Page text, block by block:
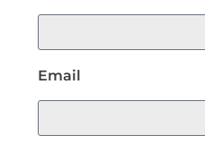
Email